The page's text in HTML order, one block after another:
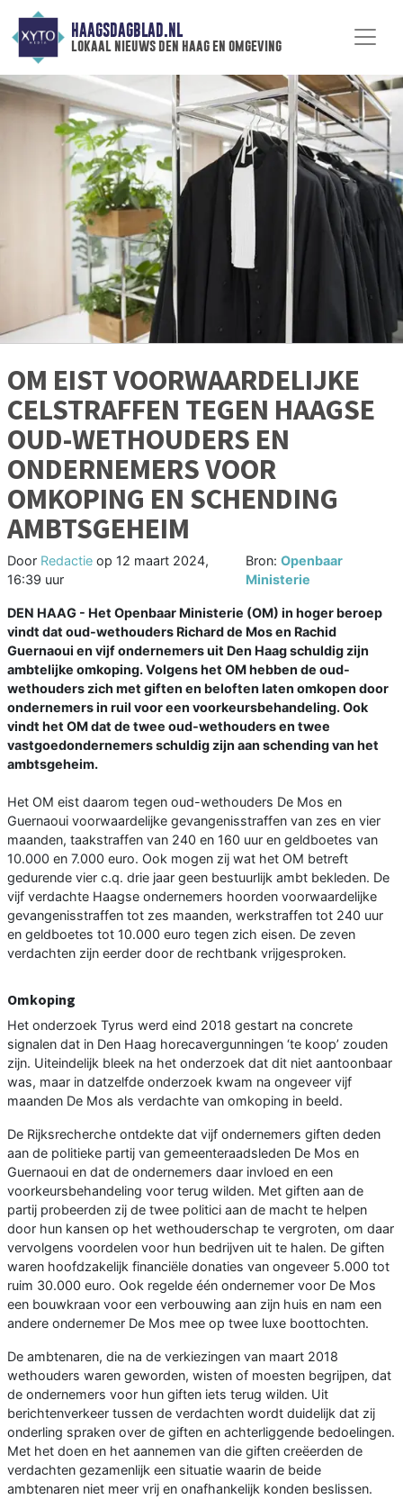
HAAGSDAGBLAD.NL
lokaal nieuws den haag en omgeving
OM EIST VOORWAARDELIJKE
CELSTRAFFEN TEGEN HAAGSE
OUD-WETHOUDERS EN
ONDERNEMERS VOOR
OMKOPING EN SCHENDING
AMBTSGEHEIM
Door Redactie op 12 maart 2024,
16:39 uur
Bron:Openbaar
Ministerie
DEN HAAG - Het Openbaar Ministerie (OM) in hoger beroep
vindt dat oud-wethouders Richard de Mos en Rachid
Guernaoui en vijf ondernemers uit Den Haag schuldig zijn
ambtelijke omkoping. Volgens het OM hebben de oud-
wethouders zich met giften en beloften laten omkopen door
ondernemers in ruil voor een voorkeursbehandeling. Ook
vindt het OM dat de twee oud-wethouders en twee
vastgoedondernemers schuldig zijn aan schending van het
ambtsgeheim.
Het OM eist daarom tegen oud-wethouders De Mos en
Guernaoui voorwaardelijke gevangenisstraffen van zes en vier
maanden, taakstraffen van 240 en 160 uur en geldboetes van
10.000 en 7.000 euro. Ook mogen zij wat het OM betreft
gedurende vier c.q. drie jaar geen bestuurlijk ambt bekleden. De
vijf verdachte Haagse ondernemers hoorden voorwaardelijke
gevangenisstraffen tot zes maanden, werkstraffen tot 240 uur
en geldboetes tot 10.000 euro tegen zich eisen. De zeven
verdachten zijn eerder door de rechtbank vrijgesproken.
Omkoping
Het onderzoek Tyrus werd eind 2018 gestart na concrete
signalen dat in Den Haag horecavergunningen ‘te koop’ zouden
zijn. Uiteindelijk bleek na het onderzoek dat dit niet aantoonbaar
was, maar in datzelfde onderzoek kwam na ongeveer vijf
maanden De Mos als verdachte van omkoping in beeld.
De Rijksrecherche ontdekte dat vijf ondernemers giften deden
aan de politieke partij van gemeenteraadsleden De Mos en
Guernaoui en dat de ondernemers daar invloed en een
voorkeursbehandeling voor terug wilden. Met giften aan de
partij probeerden zij de twee politici aan de macht te helpen
door hun kansen op het wethouderschap te vergroten, om daar
vervolgens voordelen voor hun bedrijven uit te halen. De giften
waren hoofdzakelijk financiële donaties van ongeveer 5.000 tot
ruim 30.000 euro. Ook regelde één ondernemer voor De Mos
een bouwkraan voor een verbouwing aan zijn huis en nam een
andere ondernemer De Mos mee op twee luxe boottochten.
De ambtenaren, die na de verkiezingen van maart 2018
wethouders waren geworden, wisten of moesten begrijpen, dat
de ondernemers voor hun giften iets terug wilden. Uit
berichtenverkeer tussen de verdachten wordt duidelijk dat zij
onderling spraken over de giften en achterliggende bedoelingen.
Met het doen en het aannemen van die giften creëerden de
verdachten gezamenlijk een situatie waarin de beide
ambtenaren niet meer vrij en onafhankelijk konden beslissen.